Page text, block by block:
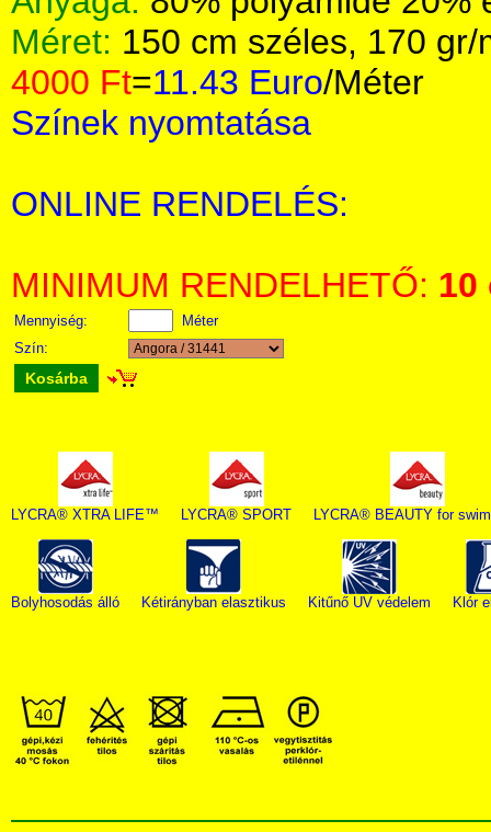
Méret: 150 cm széles, 170 gr/
4000 Ft=11.43 Euro/Méter
Színek nyomtatása
ONLINE RENDELÉS:
MINIMUM RENDELHETŐ: 10
Mennyiség:
Méter
Szín:
Kosárba
LYCRA® XTRA LIFE™ LYCRA® SPORT LYCRA® BEAUTY for
Bolyhosodás álló Kétirányban elasztikus Kitűnő UV védelem Klór